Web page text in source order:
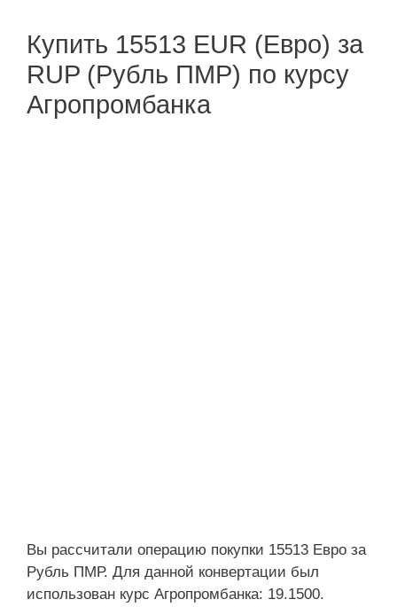
Купить 15513 EUR (Евро) за
RUP (Рубль ПМР) по курсу
Агропромбанка
Вы рассчитали операцию покупки 15513 Евро за
Рубль ПМР. Для данной конвертации был
использован курс Агропромбанка: 19.1500.